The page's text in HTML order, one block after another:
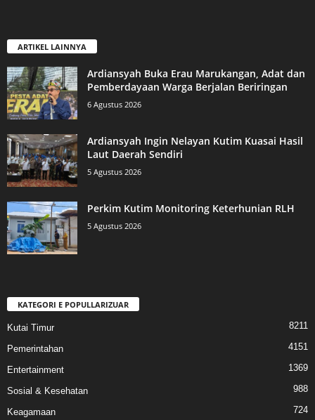
ARTIKEL LAINNYA
Ardiansyah Buka Erau Marukangan, Adat dan
Pemberdayaan Warga Berjalan Beriringan
6 Agustus 2026
Ardiansyah Ingin Nelayan Kutim Kuasai Hasil
Laut Daerah Sendiri
5 Agustus 2026
Perkim Kutim Monitoring Keterhunian RLH
5 Agustus 2026
KATEGORI E POPULLARIZUAR
Kutai Timur 8211
Pemerintahan 4151
Entertainment 1369
Sosial & Kesehatan 988
Keagamaan 724